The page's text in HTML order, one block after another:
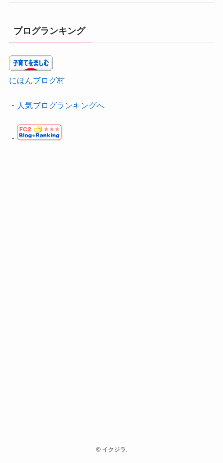
ブログランキング
にほんブログ村
・ 人気ブログランキングへ
・
©イクジラ.